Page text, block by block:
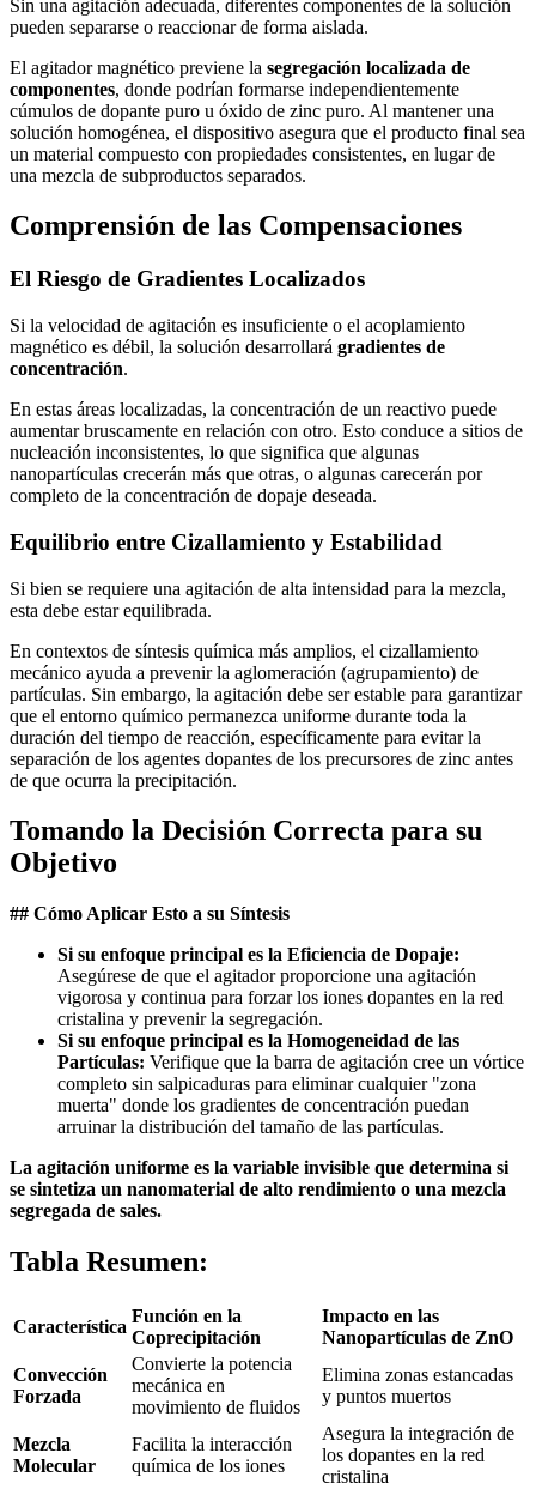
Sin una agitación adecuada, diferentes componentes de la solución
pueden separarse o reaccionar de forma aislada.
El agitador magnético previene la segregación localizada de
componentes, donde podrían formarse independientemente
cúmulos de dopante puro u óxido de zinc puro. Al mantener una
solución homogénea, el dispositivo asegura que el producto final sea
un material compuesto con propiedades consistentes, en lugar de
una mezcla de subproductos separados.
Comprensión de las Compensaciones
El Riesgo de Gradientes Localizados
Si la velocidad de agitación es insuficiente o el acoplamiento
magnético es débil, la solución desarrollará gradientes de
concentración.
En estas áreas localizadas, la concentración de un reactivo puede
aumentar bruscamente en relación con otro. Esto conduce a sitios de
nucleación inconsistentes, lo que significa que algunas
nanopartículas crecerán más que otras, o algunas carecerán por
completo de la concentración de dopaje deseada.
Equilibrio entre Cizallamiento y Estabilidad
Si bien se requiere una agitación de alta intensidad para la mezcla,
esta debe estar equilibrada.
En contextos de síntesis química más amplios, el cizallamiento
mecánico ayuda a prevenir la aglomeración (agrupamiento) de
partículas. Sin embargo, la agitación debe ser estable para garantizar
que el entorno químico permanezca uniforme durante toda la
duración del tiempo de reacción, específicamente para evitar la
separación de los agentes dopantes de los precursores de zinc antes
de que ocurra la precipitación.
Tomando la Decisión Correcta para su
Objetivo
## Cómo Aplicar Esto a su Síntesis
Si su enfoque principal es la Eficiencia de Dopaje:
Asegúrese de que el agitador proporcione una agitación
vigorosa y continua para forzar los iones dopantes en la red
cristalina y prevenir la segregación.
Si su enfoque principal es la Homogeneidad de las
Partículas: Verifique que la barra de agitación cree un vórtice
completo sin salpicaduras para eliminar cualquier "zona
muerta" donde los gradientes de concentración puedan
arruinar la distribución del tamaño de las partículas.
La agitación uniforme es la variable invisible que determina si
se sintetiza un nanomaterial de alto rendimiento o una mezcla
segregada de sales.
Tabla Resumen:
Característica
Función en la
Coprecipitación
Impacto en las
Nanopartículas de ZnO
Convección
Forzada
Convierte la potencia
mecánica en
movimiento de fluidos
Elimina zonas estancadas
y puntos muertos
Mezcla
Molecular
Facilita la interacción
química de los iones
Asegura la integración de
los dopantes en la red
cristalina